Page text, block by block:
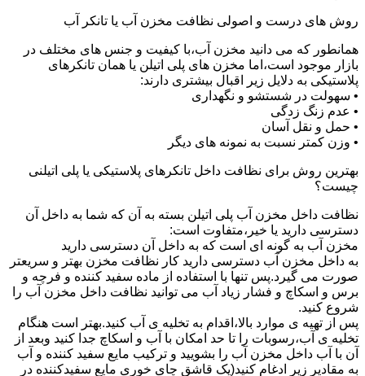
روش های درست و اصولی نظافت مخزن آب یا تانکر آب
همانطور که می دانید مخزن آب،با کیفیت و جنس های مختلف در
بازار موجود است،اما مخزن های پلی اتیلن یا همان تانکرهای
پلاستیکی به دلایل زیر اقبال بیشتری دارند:
• سهولت در شستشو و نگهداری
• عدم زنگ زدگی
• حمل و نقل آسان
• وزن کمتر نسبت به نمونه های دیگر
بهترین روش برای نظافت داخل تانکرهای پلاستیکی یا پلی اتیلنی
چیست؟
نظافت داخل مخزن آب پلی اتیلن بسته به آن که شما به داخل آن
دسترسی دارید یا خیر،متفاوت است:
مخزن آب به گونه ای است که به داخل آن دسترسی دارید
به داخل مخزن آب دسترسی دارید کار نظافت مخزن بهتر و سریعتر
صورت می گیرد.پس تنها با استفاده از ماده سفید کننده و فرچه و
برس و اسکاچ و فشار زیاد آب می توانید نظافت داخل مخزن آب را
شروع کنید.
پس از تهیه ی موارد بالا،اقدام به تخلیه ی آب کنید.بهتر است هنگام
تخلیه ی آب،رسوبات را تا حد امکان با آب و اسکاچ جدا کنید وبعد از
آن با آب داخل مخزن آب را بشویید و ترکیب مایع سفید کننده و آب
به مقادیر زیر ادغام کنید(یک قاشق چای خوری مایع سفیدکننده در